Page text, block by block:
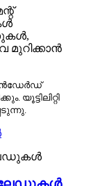
മുറിക്കാൻ